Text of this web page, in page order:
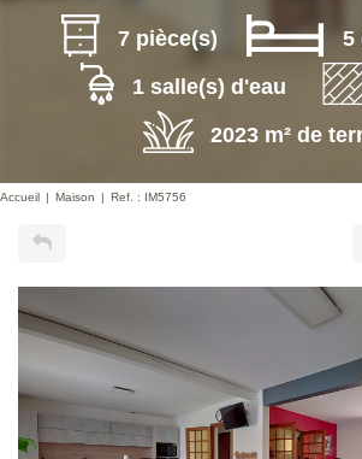
7 pièce(s)
5
1 salle(s) d'eau
2023 m² de
Accueil Maison Ref. : IM5756